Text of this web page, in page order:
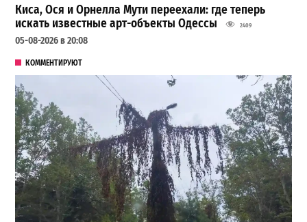
Киса, Ося и Орнелла Мути переехали: где теперь
искать известные арт-объекты Одессы
2409
05-08-2026 в 20:08
КОММЕНТИРУЮТ